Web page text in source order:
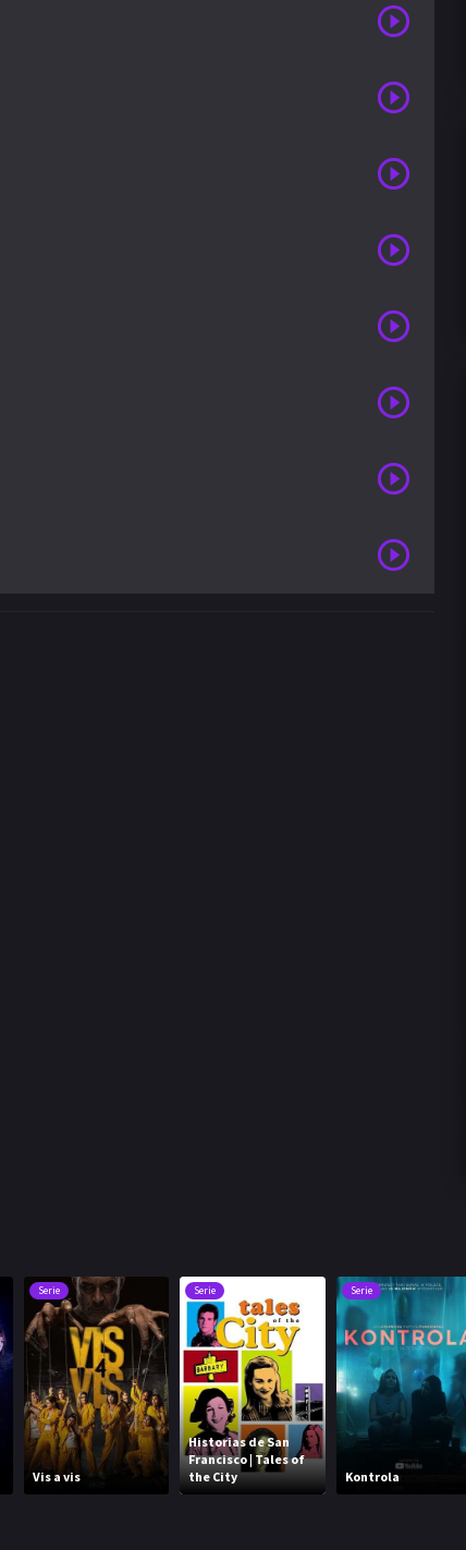
Serie
Vis a vis
Serie
Historias de San
Francisco | Tales of
the City
Serie
Kontrola